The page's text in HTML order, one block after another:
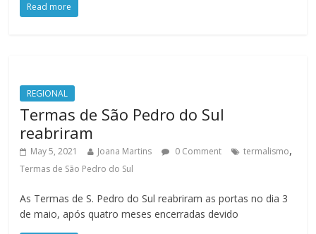
Read more
REGIONAL
Termas de São Pedro do Sul
reabriram
May 5, 2021 Joana Martins 0 Comment termalismo,
Termas de São Pedro do Sul
As Termas de S. Pedro do Sul reabriram as portas no dia 3
de maio, após quatro meses encerradas devido